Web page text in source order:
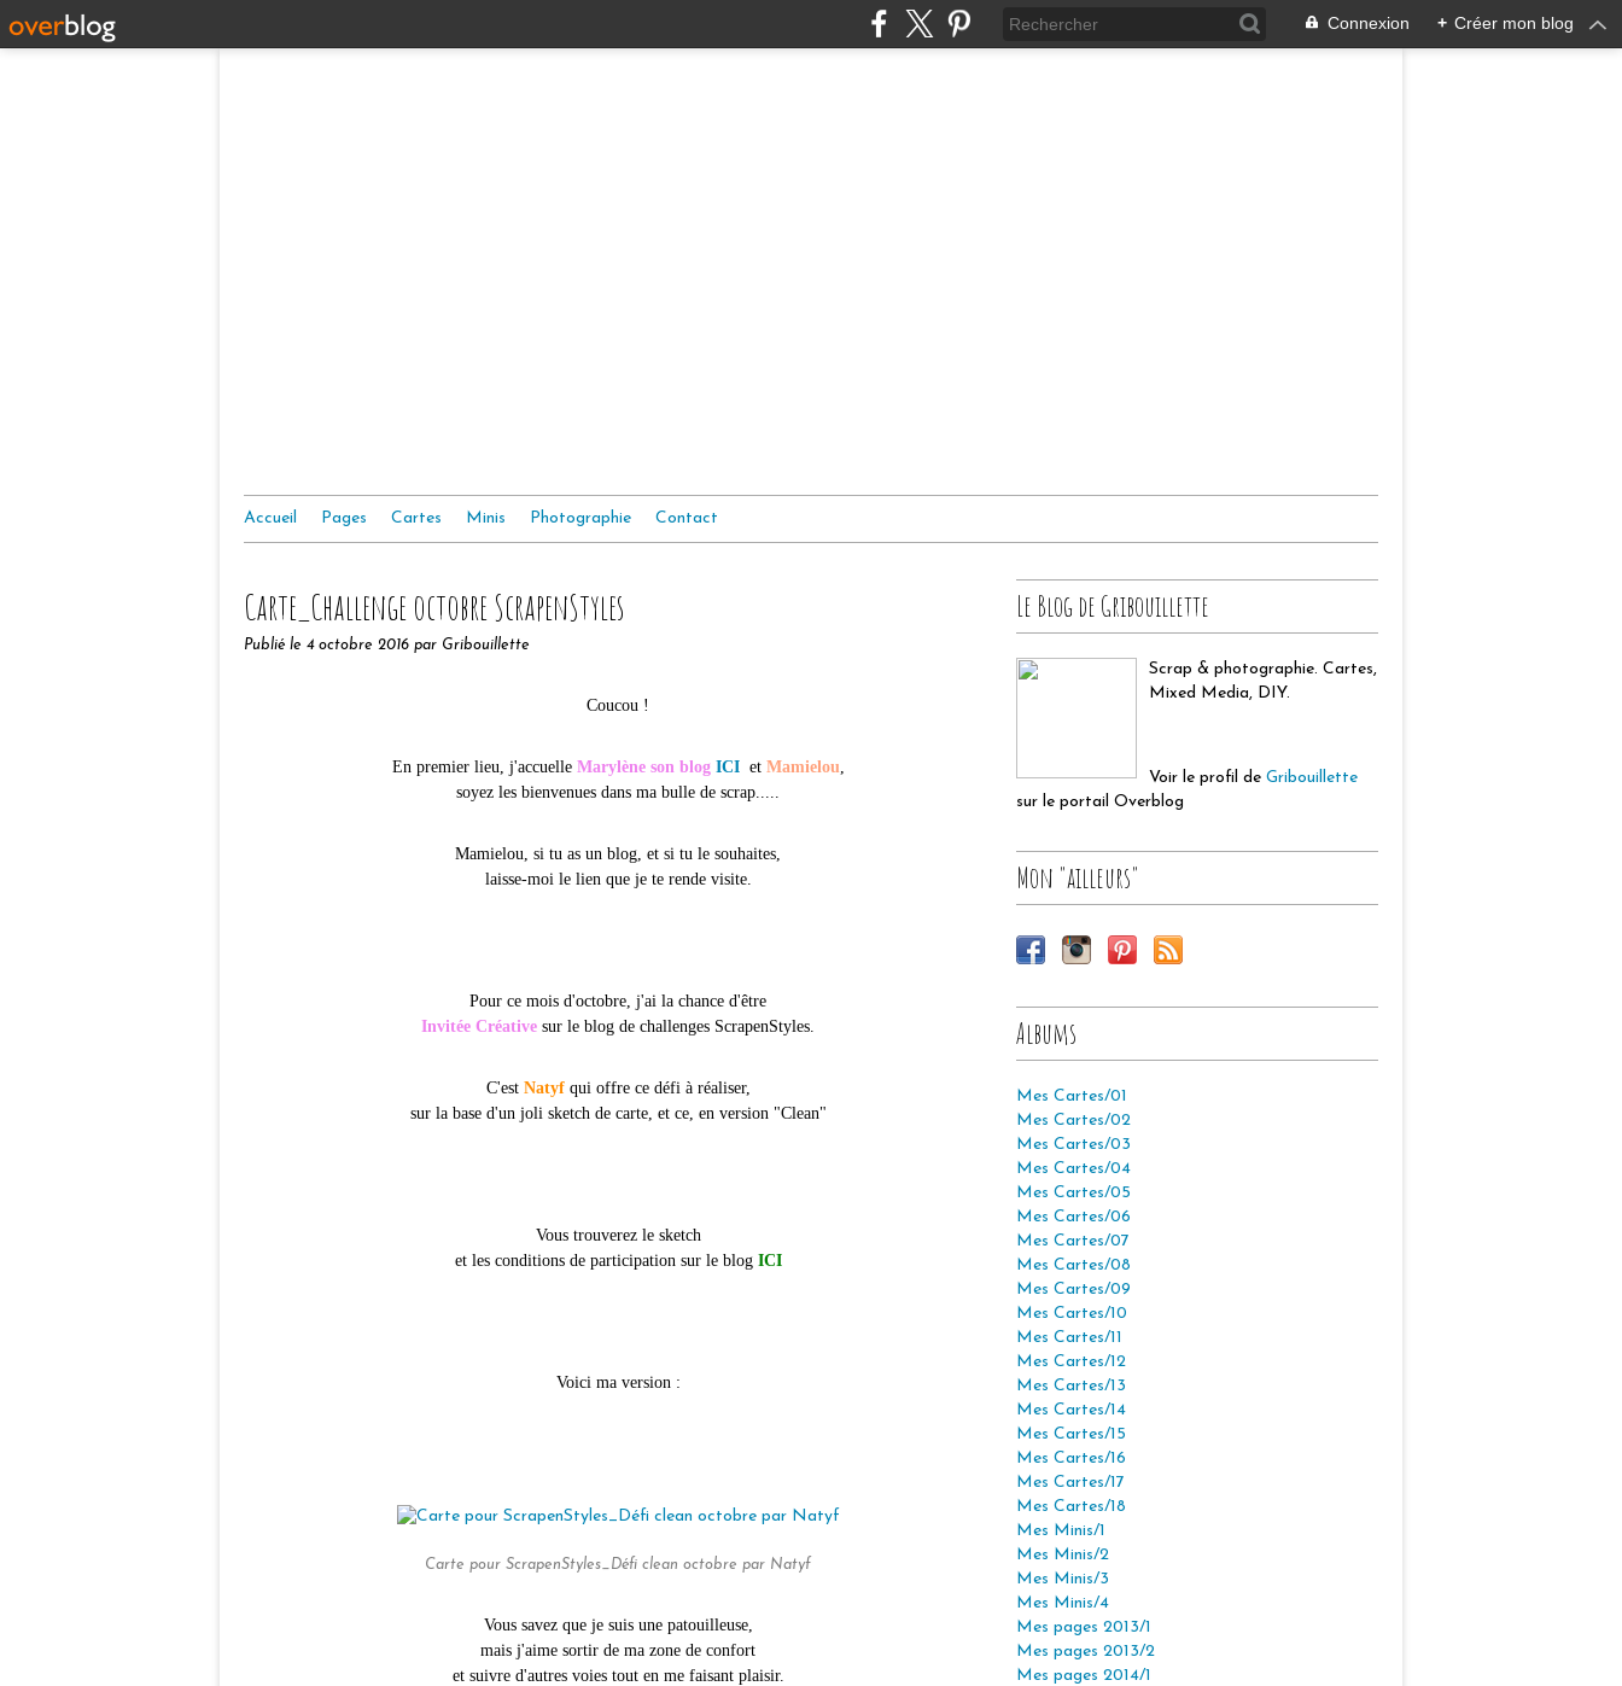
Connexion + Créer mon blog
Accueil Pages Cartes Minis Photographie Contact
Carte_Challenge octobre ScrapenStyles
Publié le 4 octobre 2016 par Gribouillette
Coucou !
En premier lieu, j'accuelle Marylène son blog ICIet Mamielou,
soyez les bienvenues dans ma bulle de scrap.....
Mamielou, si tu as un blog, et si tu le souhaites,
laisse-moi le lien que je te rende visite.
Pour ce mois d'octobre, j'ai la chance d'être
Invitée Créative sur le blog de challenges ScrapenStyles.
C'est Natyfqui offre ce défi à réaliser,
sur la base d'un joli sketch de carte, et ce, en version "Clean"
Vous trouverez le sketch
et les conditions de participation sur le blog ICI
Voici ma version :
Carte pour ScrapenStyles_Défi clean octobre par Natyf
Vous savez que je suis une patouilleuse,
mais j'aime sortir de ma zone de confort
et suivre d'autres voies tout en me faisant plaisir.
Le Blog de Gribouillette
Scrap & photographie. Cartes,
Mixed Media, DIY.
Voir le profil de Gribouillette
sur le portail Overblog
Mon "ailleurs"
Albums
Mes Cartes/01
Mes Cartes/02
Mes Cartes/03
Mes Cartes/04
Mes Cartes/05
Mes Cartes/06
Mes Cartes/07
Mes Cartes/08
Mes Cartes/09
Mes Cartes/10
Mes Cartes/11
Mes Cartes/12
Mes Cartes/13
Mes Cartes/14
Mes Cartes/15
Mes Cartes/16
Mes Cartes/17
Mes Cartes/18
Mes Minis/1
Mes Minis/2
Mes Minis/3
Mes Minis/4
Mes pages 2013/1
Mes pages 2013/2
Mes pages 2014/1